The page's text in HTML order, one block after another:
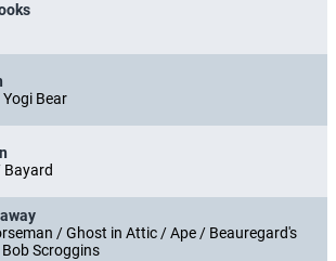
Bear
/ Ghost in Attic / Ape / Beauregard's
Scroggins